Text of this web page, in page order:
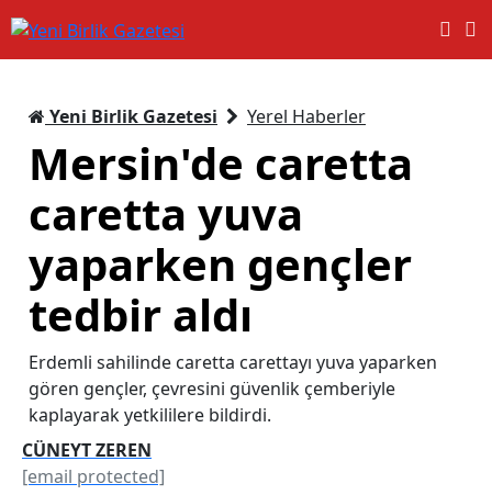
Yeni Birlik Gazetesi Yerel Haberler
Mersin'de caretta
caretta yuva
yaparken gençler
tedbir aldı
Erdemli sahilinde caretta carettayı yuva yaparken
gören gençler, çevresini güvenlik çemberiyle
kaplayarak yetkililere bildirdi.
CÜNEYT ZEREN
[email protected]